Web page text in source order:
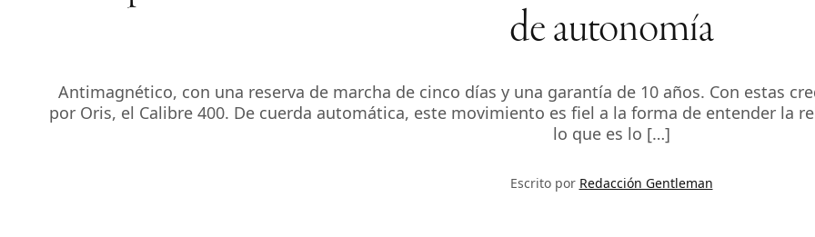
de autonomía
Antimagnético, con una reserva de marcha de cinco días y una garantía de 10 años. Con estas
por Oris, el Calibre 400. De cuerda automática, este movimiento es fiel a la forma de entender la
lo que es lo […]
Escrito por Redacción Gentleman